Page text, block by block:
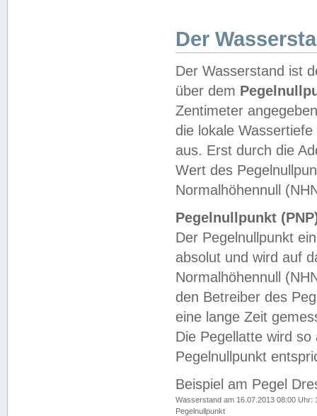
Der
Der Wasserstand ist
über dem
Zentimeter
die lokale
aus. Erst durch die
Wert des
Normalhöhennull
Pegelnullpunkt
Der Pegelnullpunkt
absolut und wird auf
Normalhöhennull
den Betreiber des
eine lange Zeit
Die Pegellatte wird
Pegelnullpunkt
Beispiel am Pegel
Wasserstand am 16.07.2013 08:00 Uhr:
Pegelnullpunkt